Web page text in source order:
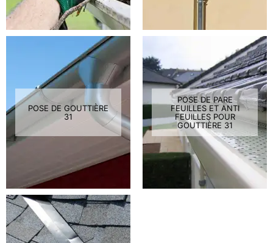
POSE DE GOUTTIÈRE
31
POSE DE PARE
FEUILLES ET ANTI
FEUILLES POUR
GOUTTIÈRE 31